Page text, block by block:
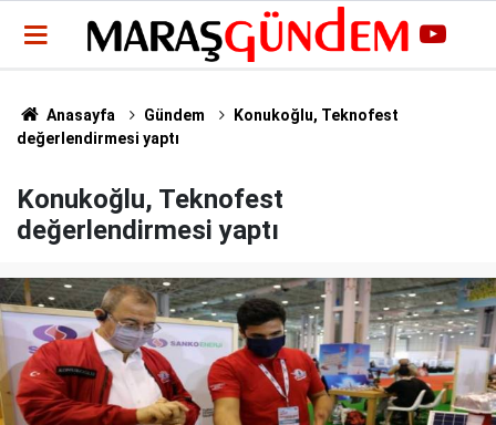
Anasayfa Gündem
Konukoğlu, Teknofest
değerlendirmesi yaptı
Konukoğlu, Teknofest
değerlendirmesi yaptı